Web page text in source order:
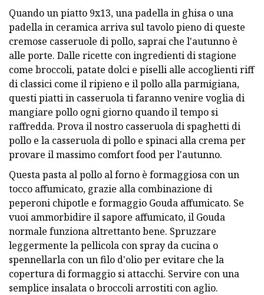
Quando un piatto 9x13, una padella in ghisa o una
padella in ceramica arriva sul tavolo pieno di queste
cremose casseruole di pollo, saprai che l'autunno è
alle porte. Dalle ricette con ingredienti di stagione
come broccoli, patate dolci e piselli alle accoglienti riff
di classici come il ripieno e il pollo alla parmigiana,
questi piatti in casseruola ti faranno venire voglia di
mangiare pollo ogni giorno quando il tempo si
raffredda. Prova il nostro casseruola di spaghetti di
pollo e la casseruola di pollo e spinaci alla crema per
provare il massimo comfort food per l'autunno.
Questa pasta al pollo al forno è formaggiosa con un
tocco affumicato, grazie alla combinazione di
peperoni chipotle e formaggio Gouda affumicato. Se
vuoi ammorbidire il sapore affumicato, il Gouda
normale funziona altrettanto bene. Spruzzare
leggermente la pellicola con spray da cucina o
spennellarla con un filo d'olio per evitare che la
copertura di formaggio si attacchi. Servire con una
semplice insalata o broccoli arrostiti con aglio.